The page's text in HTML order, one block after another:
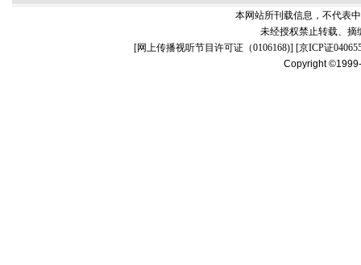
本网站所刊载信息，不代表
未经授权禁止转载、摘
[网上传播视听节目许可证（0106168)] [京ICP证
Copyright